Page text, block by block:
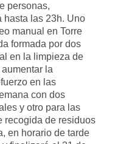
personas,
hasta las 23h. Uno
manual en Torre
formada por dos
en la limpieza de
la
en las
con dos
y otro para las
recogida de residuos
en horario de tarde